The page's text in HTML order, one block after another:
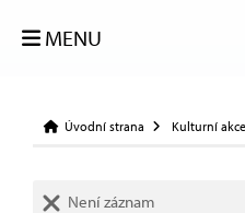
MENU
Úvodní strana Kulturní akce
Není záznam